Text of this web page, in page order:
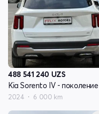
488 541 240 UZS
2024 6 000 km